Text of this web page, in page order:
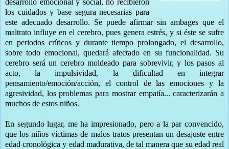
desarrollo emocional y social, no recibieron
los cuidados y base segura necesarias para
este adecuado desarrollo. Se puede afirmar sin ambages que el
maltrato influye en el cerebro, pues genera estrés, y si éste se sufre
en periodos críticos y durante tiempo prolongado, el desarrollo,
sobre todo emocional, quedará afectado en su funcionalidad. Su
cerebro será un cerebro moldeado para sobrevivir, y los pasos al
acto, la impulsividad, la dificultad en integrar
pensamiento/emoción/acción, el control de las emociones y la
agresividad, los problemas para mostrar empatía... caracterizarán a
muchos de estos niños.
En segundo lugar, me ha impresionado, pero a la par convencido,
que los niños víctimas de malos tratos presentan un desajuste entre
edad cronológica y edad madurativa, de tal manera que su edad real